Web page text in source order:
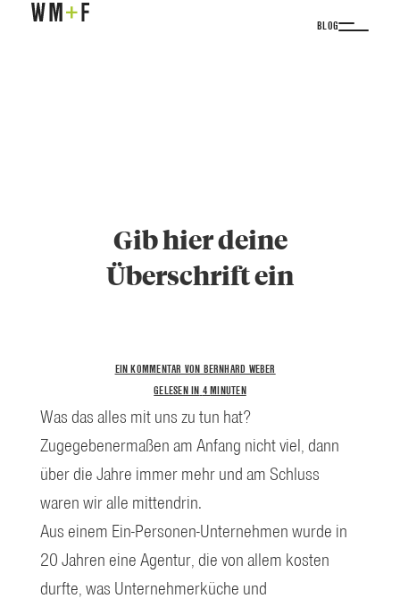
BLOG
Gib hier deine
Überschrift ein
EIN KOMMENTAR VON BERNHARD WEBER
GELESEN IN 4 MINUTEN
Was das alles mit uns zu tun hat?
Zugegebenermaßen am Anfang nicht viel, dann
über die Jahre immer mehr und am Schluss
waren wir alle mittendrin.
Aus einem Ein-Personen-Unternehmen wurde in
20 Jahren eine Agentur, die von allem kosten
durfte, was Unternehmerküche und